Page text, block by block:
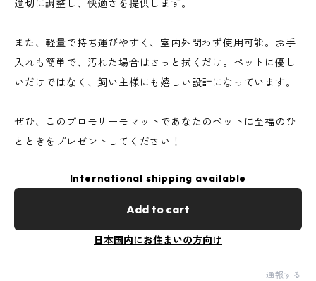
適切に調整し、快適さを提供します。
また、軽量で持ち運びやすく、室内外問わず使用可能。お手
入れも簡単で、汚れた場合はさっと拭くだけ。ペットに優し
いだけではなく、飼い主様にも嬉しい設計になっています。
ぜひ、このプロモサーモマットであなたのペットに至福のひ
とときをプレゼントしてください！
International shipping available
Add to cart
日本国内にお住まいの方向け
通報する